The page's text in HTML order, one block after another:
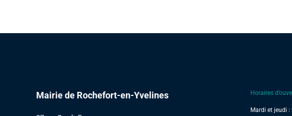
Mairie de Rochefort-en-Yvelines Horaires
Mardi et jeudi